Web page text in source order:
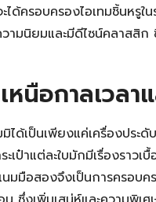
ได้ครอบครองไอเทมชิ้นหรู
ามนิยมและมีดีไซน์คลาสสิ
นือกาลเวลา
มิได้เป็นเพียงแค่เครื่องปร
เป๋าแต่ละใบมักมีเรื่องราว
นมมือสองจึงเป็นการครอบ